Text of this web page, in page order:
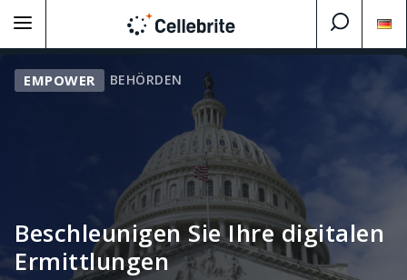
EMPOWER BEHÖRDEN
Beschleunigen Sie Ihre digitalen
Ermittlungen